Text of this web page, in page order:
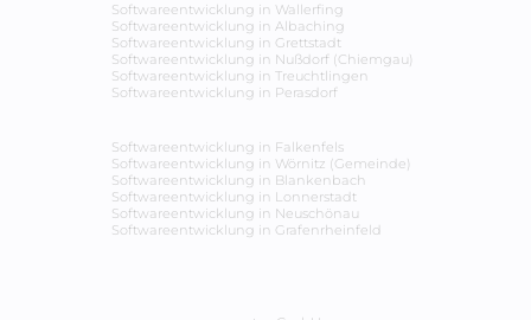
Softwareentwicklung in Wallerfing
Softwareentwicklung in Albaching
Softwareentwicklung in Grettstadt
Softwareentwicklung in Nußdorf (Chiemgau)
Softwareentwicklung in Treuchtlingen
Softwareentwicklung in Perasdorf
Softwareentwicklung in Falkenfels
Softwareentwicklung in Wörnitz (Gemeinde)
Softwareentwicklung in Blankenbach
Softwareentwicklung in Lonnerstadt
Softwareentwicklung in Neuschönau
Softwareentwicklung in Grafenrheinfeld